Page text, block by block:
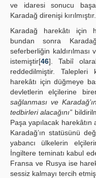
ve idaresi sonucu
Karadağ direnişi kırılmıştır.
Karadağ harekâtı için
bundan sonra
seferberliğin
istemiştir[46]. Tabiî
reddedilmiştir. Talepleri
harekâtı için düğmeye
devletlerin elçilerine
sağlanması ve
tedbirleri alacağını”
Paşa yapılacak
Karadağ’ın statüsünü
yabancı ülkelerin
İngiltere teminatı kabul
Fransa ve Rusya ise
sessiz kalmayı tercih